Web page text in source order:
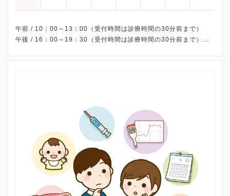
午前 / 10：00～13：00（受付時間は診療時間の30分前まで）
午後 / 16：00～19：30（受付時間は診療時間の30分前まで）